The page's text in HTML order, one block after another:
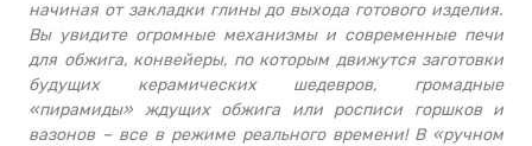
начиная от закладки глины до выхода готового изделия.
Вы увидите огромные механизмы и современные печи
для обжига, конвейеры, по которым движутся заготовки
будущих керамических шедевров, громадные
«пирамиды» ждущих обжига или росписи горшков и
вазонов – все в режиме реального времени! В «ручном